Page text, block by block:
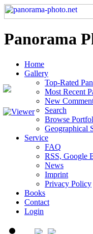
Panorama
Home
Gallery
Top-Rated
Most Recent
New
Search
Browse
Geographical
Service
FAQ
RSS, Google
News
Imprint
Privacy Policy
Books
Contact
Login